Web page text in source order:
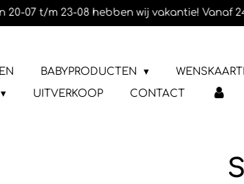
20-07 t/m 23-08 hebben wij vakantie! Vanaf
BABYPRODUCTEN
UITVERKOOP CONTACT